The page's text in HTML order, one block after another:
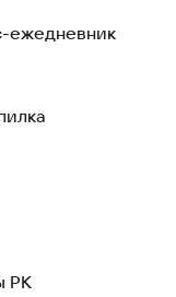
ежедневник
РК